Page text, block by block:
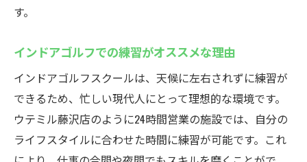
す。
インドアゴルフでの練習がオススメな理由
インドアゴルフスクールは、天候に左右されずに練習が
できるため、忙しい現代人にとって理想的な環境です。
ウテミル藤沢店のように24時間営業の施設では、自分の
ライフスタイルに合わせた時間に練習が可能です。これ